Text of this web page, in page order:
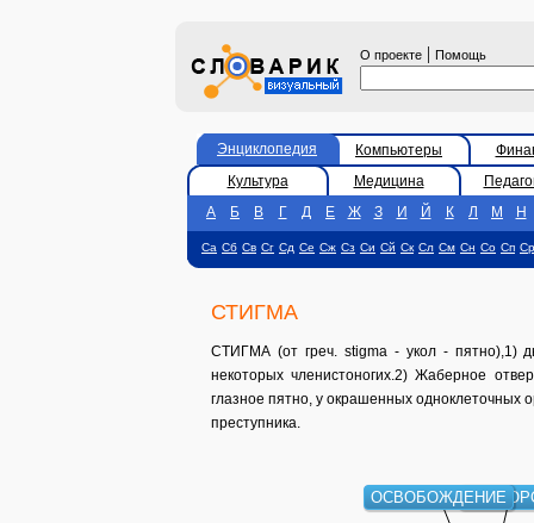
О проекте | Помощь
Энциклопедия Компьютеры
Культура
Медицина
А
Б В Г Д Е Ж З И Й К Л М Н
Са Сб Св Сг Сд Се Сж Сз Си Сй Ск Сл См Сн Со Сп Ср
СТИГМА
СТИГМА (от греч. stigma - укол - пятно),1)
некоторых членистоногих.2) Жаберное
глазное пятно, у окрашенных одноклеточных
преступника.
ОСВОБОЖДЕНИЕ